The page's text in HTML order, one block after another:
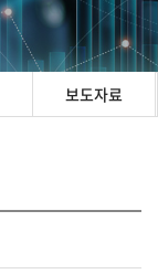
보도자료